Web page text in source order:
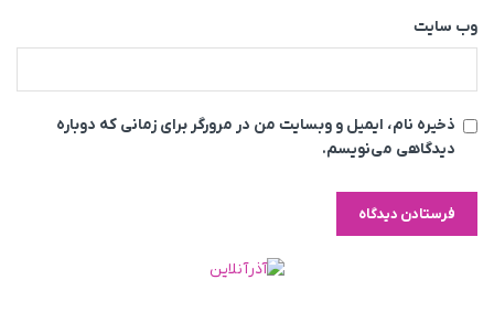
وب‌ سایت
ذخیره نام، ایمیل و وبسایت من در مرورگر برای زمانی که دوباره
دیدگاهی می‌نویسم.